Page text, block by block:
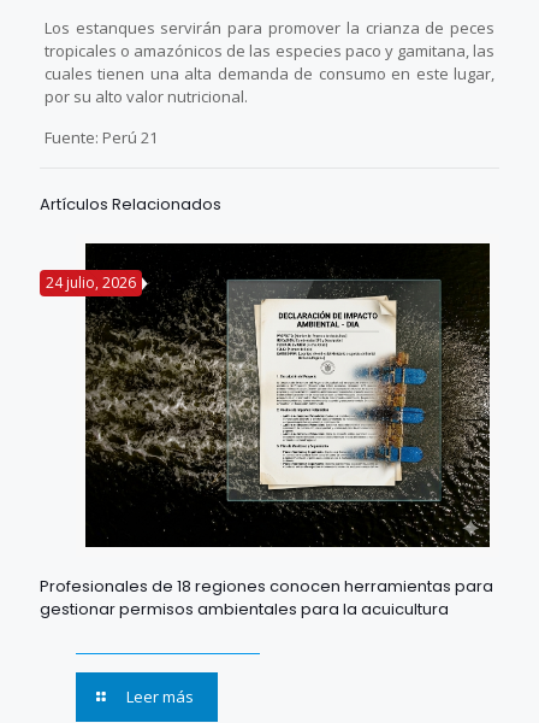
Los estanques servirán para promover la crianza de peces
tropicales o amazónicos de las especies paco y gamitana, las
cuales tienen una alta demanda de consumo en este lugar,
por su alto valor nutricional.
Fuente: Perú 21
Artículos Relacionados
24 julio, 2026
Profesionales de 18 regiones conocen herramientas para
gestionar permisos ambientales para la acuicultura
Leer más